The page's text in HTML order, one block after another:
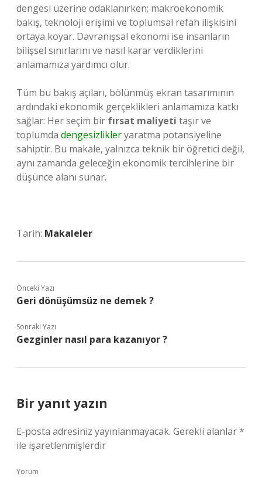
dengesi üzerine odaklanırken; makroekonomik
bakış, teknoloji erişimi ve toplumsal refah ilişkisini
ortaya koyar. Davranışsal ekonomi ise insanların
bilişsel sınırlarını ve nasıl karar verdiklerini
anlamamıza yardımcı olur.
Tüm bu bakış açıları, bölünmüş ekran tasarımının
ardındaki ekonomik gerçeklikleri anlamamıza katkı
sağlar: Her seçim bir fırsat maliyeti taşır ve
toplumda dengesizlikleryaratma potansiyeline
sahiptir. Bu makale, yalnızca teknik bir öğretici değil,
aynı zamanda geleceğin ekonomik tercihlerine bir
düşünce alanı sunar.
Tarih: Makaleler
Önceki Yazı
Geri dönüşümsüz ne demek ?
Sonraki Yazı
Gezginler nasıl para kazanıyor ?
Bir yanıt yazın
E-posta adresiniz yayınlanmayacak. Gerekli alanlar*
ile işaretlenmişlerdir
Yorum